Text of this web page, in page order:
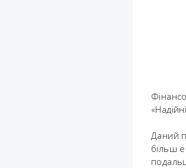
Даний
більш